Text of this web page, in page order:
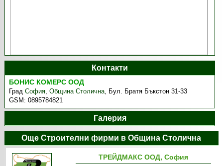
Контакти
БОНИС КОМЕРС ООД
ГрадСофия,Община Столична, Бул. Братя Бъкстон 31-33
GSM:0895784821
Галерия
Още Строителни фирми в Община Столична
ТРЕЙДМАКС ООД, София